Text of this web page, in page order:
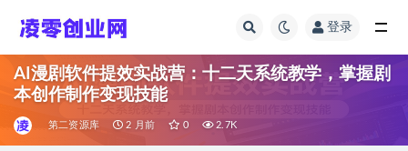
登录
AI漫剧软件提效实战营：十二天系统教学，掌握剧
本创作制作变现技能
第二资源库 2 月前 0 2.7K